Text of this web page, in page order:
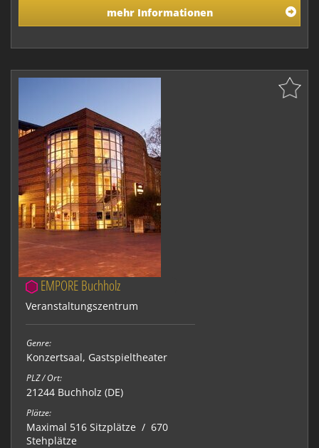
Musikveranstaltungen gibt es die Möglichkeit 49
Stehplätze zu vegeben.
mehr Informationen
EMPORE Buchholz
Veranstaltungszentrum
Genre:
Konzertsaal, Gastspieltheater
PLZ / Ort:
21244 Buchholz (DE)
Plätze:
Maximal 516 Sitzplätze / 670
Stehplätze